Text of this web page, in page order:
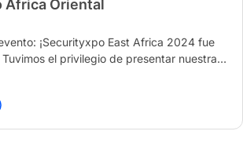
África Oriental
¡Securityxpo East Africa 2024 fue
el privilegio de presentar nuestras